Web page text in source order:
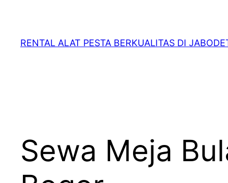
RENTAL ALAT PESTA BERKUALITAS DI
Sewa Meja